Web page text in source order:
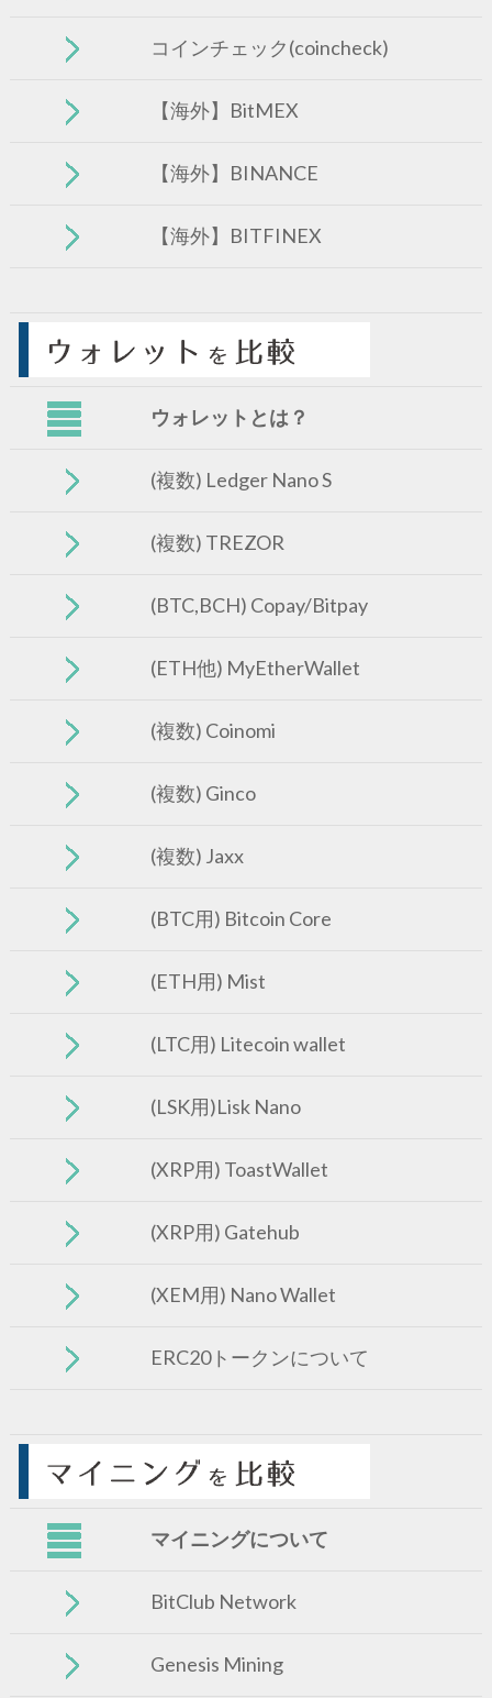
コインチェック(coincheck)
【海外】BitMEX
【海外】BINANCE
【海外】BITFINEX
ウォレットとは？
(複数) Ledger Nano S
(複数) TREZOR
(BTC,BCH) Copay/Bitpay
(ETH他) MyEtherWallet
(複数) Coinomi
(複数) Ginco
(複数) Jaxx
(BTC用) Bitcoin Core
(ETH用) Mist
(LTC用) Litecoin wallet
(LSK用)Lisk Nano
(XRP用) ToastWallet
(XRP用) Gatehub
(XEM用) Nano Wallet
ERC20トークンについて
マイニングについて
BitClub Network
Genesis Mining